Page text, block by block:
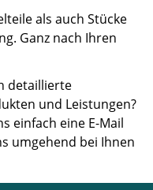
als auch Stücke
Ganz nach Ihren
detaillierte
und Leistungen?
einfach eine E-Mail
umgehend bei Ihnen